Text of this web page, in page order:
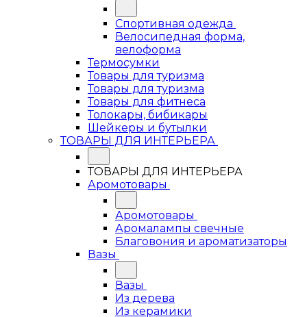
Спортивная одежда
Велосипедная форма,
велоформа
Термосумки
Товары для туризма
Товары для туризма
Товары для фитнеса
Толокары, бибикары
Шейкеры и бутылки
ТОВАРЫ ДЛЯ ИНТЕРЬЕРА
ТОВАРЫ ДЛЯ ИНТЕРЬЕРА
Аромотовары
Аромотовары
Аромалампы свечные
Благовония и ароматизаторы
Вазы
Вазы
Из дерева
Из керамики